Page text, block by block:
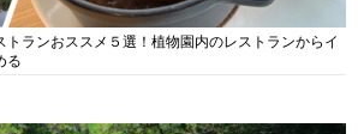
ランおススメ５選！植物園内のレストランからイ
る